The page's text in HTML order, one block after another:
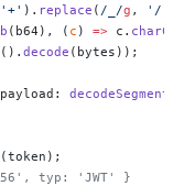
'+' ). replace ( / /g , '/'
(b64), ( c ) => c.
(). decode (bytes));
decodeSegment
(token);
typ: 'JWT' }